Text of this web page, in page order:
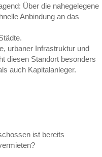
Über die nahegelegene
Anbindung an das
urbaner Infrastruktur und
diesen Standort besonders
auch Kapitalanleger.
ist bereits